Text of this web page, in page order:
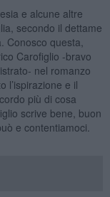
e alcune altre
secondo il dettame
Conosco questa,
Carofiglio -bravo
nel romanzo
l’ispirazione e il
più di cosa
scrive bene, buon
e contentiamoci.